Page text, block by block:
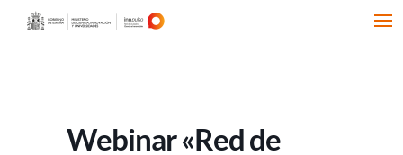
Webinar «Red de